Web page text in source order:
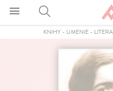
KNIHY- UMENIE-